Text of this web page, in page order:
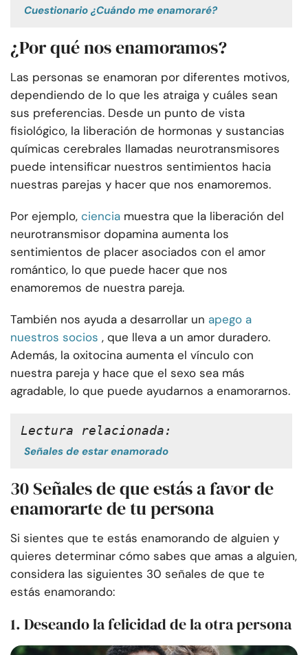
Cuestionario ¿Cuándo me enamoraré?
¿Por qué nos enamoramos?
Las personas se enamoran por diferentes motivos,
dependiendo de lo que les atraiga y cuáles sean
sus preferencias. Desde un punto de vista
fisiológico, la liberación de hormonas y sustancias
químicas cerebrales llamadas neurotransmisores
puede intensificar nuestros sentimientos hacia
nuestras parejas y hacer que nos enamoremos.
Por ejemplo, ciencia muestra que la liberación del
neurotransmisor dopamina aumenta los
sentimientos de placer asociados con el amor
romántico, lo que puede hacer que nos
enamoremos de nuestra pareja.
También nos ayuda a desarrollar un apego a
nuestros socios , que lleva a un amor duradero.
Además, la oxitocina aumenta el vínculo con
nuestra pareja y hace que el sexo sea más
agradable, lo que puede ayudarnos a enamorarnos.
Lectura relacionada:
Señales de estar enamorado
30 Señales de que estás a favor de
enamorarte de tu persona
Si sientes que te estás enamorando de alguien y
quieres determinar cómo sabes que amas a alguien,
considera las siguientes 30 señales de que te
estás enamorando:
1. Deseando la felicidad de la otra persona